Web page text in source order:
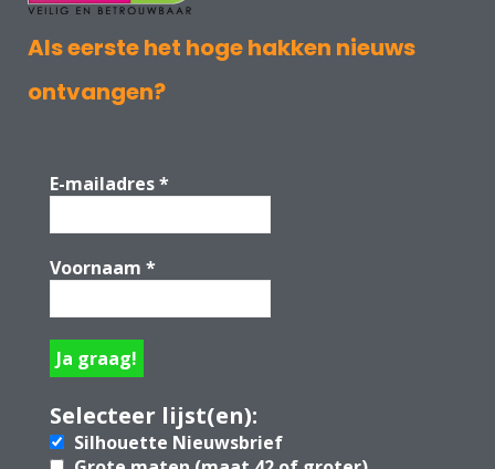
Als eerste het hoge hakken nieuws
ontvangen?
E-mailadres*
Voornaam *
Selecteer lijst(en):
Silhouette Nieuwsbrief